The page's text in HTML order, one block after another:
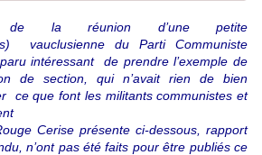
de la réunion d’une petite
vauclusienne du Parti Communiste
intéressant de prendre l’exemple de
de section, qui n’avait rien de bien
ce que font les militants communistes et
Cerise présente ci-dessous, rapport
n’ont pas été faits pour être publiés ce